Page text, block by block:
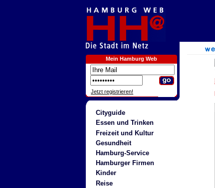
Mein Hamburg Web
Jetzt registrieren!
Cityguide
Essen und Trinken
Freizeit und Kultur
Gesundheit
Hamburg-Service
Hamburger Firmen
Kinder
Reise